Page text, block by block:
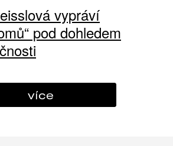
vypráví
pod dohledem
více